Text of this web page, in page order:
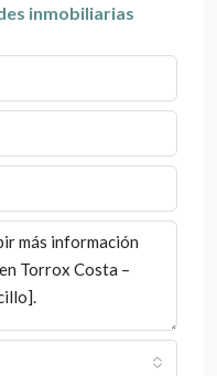
inmobiliarias